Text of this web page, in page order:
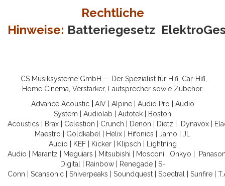
Rechtliche
Hinweise: Batteriegesetz
CS Musiksysteme GmbH -- Der Spezialist für Hifi, Car-Hifi,
Home Cinema, Verstärker, Lautsprecher sowie Zubehör.
Advance Acoustic
AIV| Alpine| Audio Pro
Audio
System
Audiolab Autotek
Boston
Acoustics
Brax Celestion Crunch Denon Dietz Dynavox
Maestro
Goldkabel Helix Hifonics Jamo
JL
Audio
KEF| Kicker| Klipsch
Lightning
Audio
Marantz Meguiars Mitsubishi Mosconi Onkyo
Digital
Rainbow| Renegade| S-
Conn
Scansonic Shiverpeaks Soundquest Spectral Sunfire